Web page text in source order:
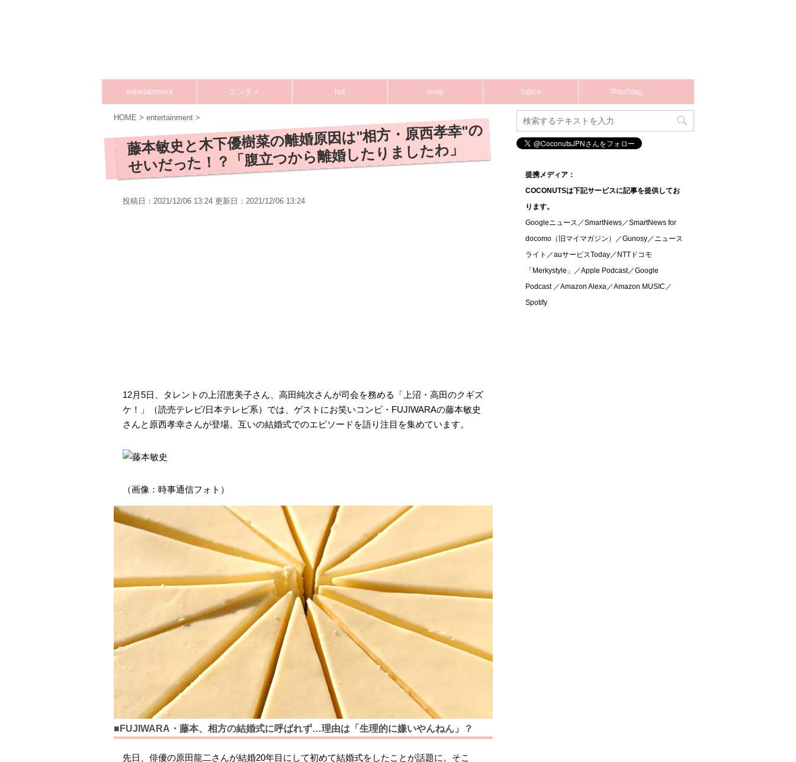
entertainment エンタメ hot snap topics #hashtag
HOME > entertainment >
藤本敏史と木下優樹菜の離婚原因は"相方・原西孝幸"の
せいだった！？「腹立つから離婚したりましたわ」
投稿日：2021/12/06 13:24 更新日： 2021/12/06 13:24
12月5日、タレントの上沼恵美子さん、高田純次さんが司会を務める「上沼・高田のクギズ
ケ！」（読売テレビ/日本テレビ系）では、ゲストにお笑いコンビ・FUJIWARAの藤本敏史
さんと原西孝幸さんが登場。互いの結婚式でのエピソードを語り注目を集めています。
（画像：時事通信フォト）
■FUJIWARA・藤本、相方の結婚式に呼ばれず…理由は「生理的に嫌いやんねん」？
先日、俳優の原田龍二さんが結婚20年目にして初めて結婚式をしたことが話題に。そこ
提携メディア：
COCONUTSは下記サービスに記事を提供してお
ります。
Googleニュース／SmartNews／SmartNews for
docomo（旧マイマガジン）／Gunosy／ニュース
ライト／auサービスToday／NTTドコモ
「Merkystyle」／Apple Podcast／Google
Podcast ／Amazon Alexa／Amazon MUSIC／
Spotify